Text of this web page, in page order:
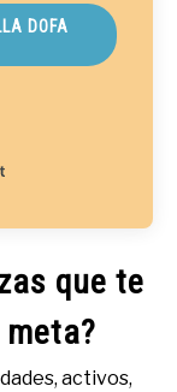
DOFA
que te
activos,